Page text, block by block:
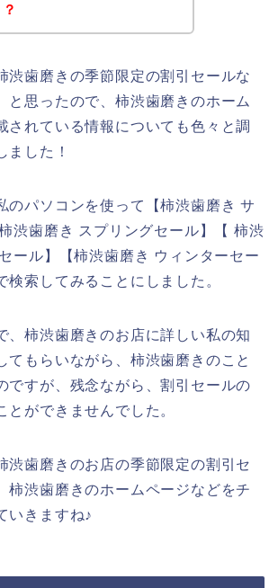
渋歯磨きの季節限定の割引セールな
と思ったので、柿渋歯磨きのホーム
されている情報についても色々と調
ました！
のパソコンを使って【柿渋歯磨き サ
渋歯磨き スプリングセール】【 柿渋
ール】【柿渋歯磨き ウィンターセー
検索してみることにしました。
、柿渋歯磨きのお店に詳しい私の知
てもらいながら、柿渋歯磨きのこと
ですが、残念ながら、割引セールの
とができませんでした。
渋歯磨きのお店の季節限定の割引セ
柿渋歯磨きのホームページなどをチ
いきますね♪